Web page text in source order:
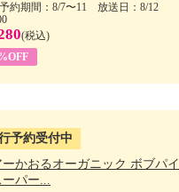
約期間：8/7〜11 放送日：8/12
(税込)
予約受付中
ーかおるオーガニック ボブパイ
ーパー...